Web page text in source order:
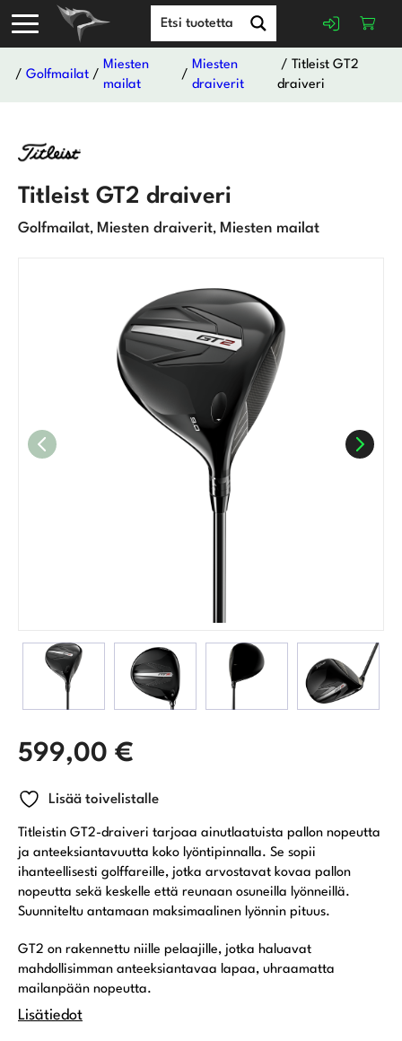
/Golfmailat /
Miesten
mailat
/
Miesten
draiverit
/ Titleist GT2
draiveri
Titleist GT2 draiveri
Golfmailat, Miesten draiverit, Miesten mailat
599,00 €
Lisää toivelistalle
Titleistin GT2-draiveri tarjoaa ainutlaatuista pallon nopeutta
ja anteeksiantavuutta koko lyöntipinnalla. Se sopii
ihanteellisesti golffareille, jotka arvostavat kovaa pallon
nopeutta sekä keskelle että reunaan osuneilla lyönneillä.
Suunniteltu antamaan maksimaalinen lyönnin pituus.
GT2 on rakennettu niille pelaajille, jotka haluavat
mahdollisimman anteeksiantavaa lapaa, uhraamatta
mailanpään nopeutta.
Lisätiedot